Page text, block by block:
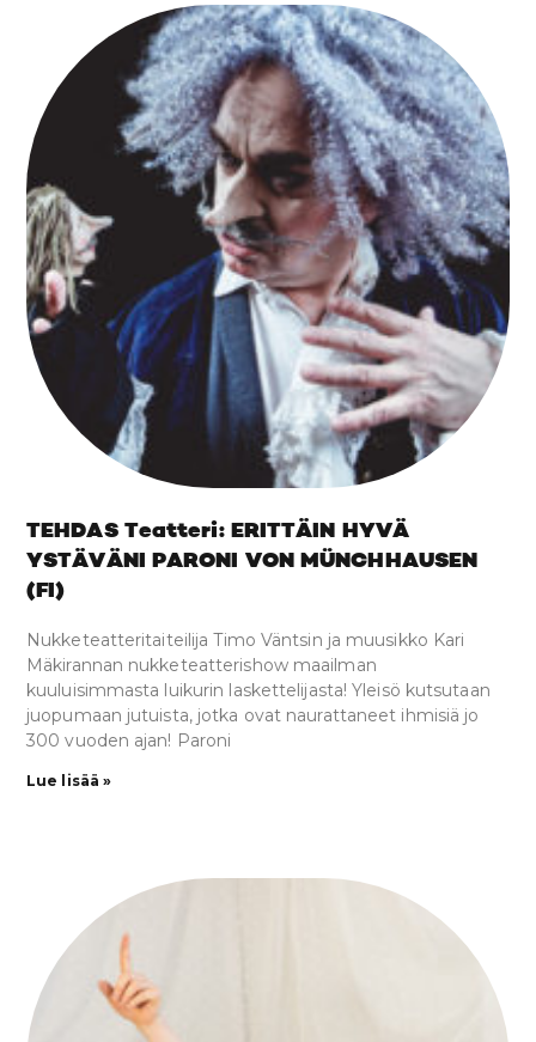
TEHDAS Teatteri: ERITTÄIN HYVÄ
YSTÄVÄNI PARONI VON MÜNCHHAUSEN
(FI)
Nukketeatteritaiteilija Timo Väntsin ja muusikko Kari
Mäkirannan nukketeatterishow maailman
kuuluisimmasta luikurin laskettelijasta! Yleisö kutsutaan
juopumaan jutuista, jotka ovat naurattaneet ihmisiä jo
300 vuoden ajan! Paroni
Lue lisää »